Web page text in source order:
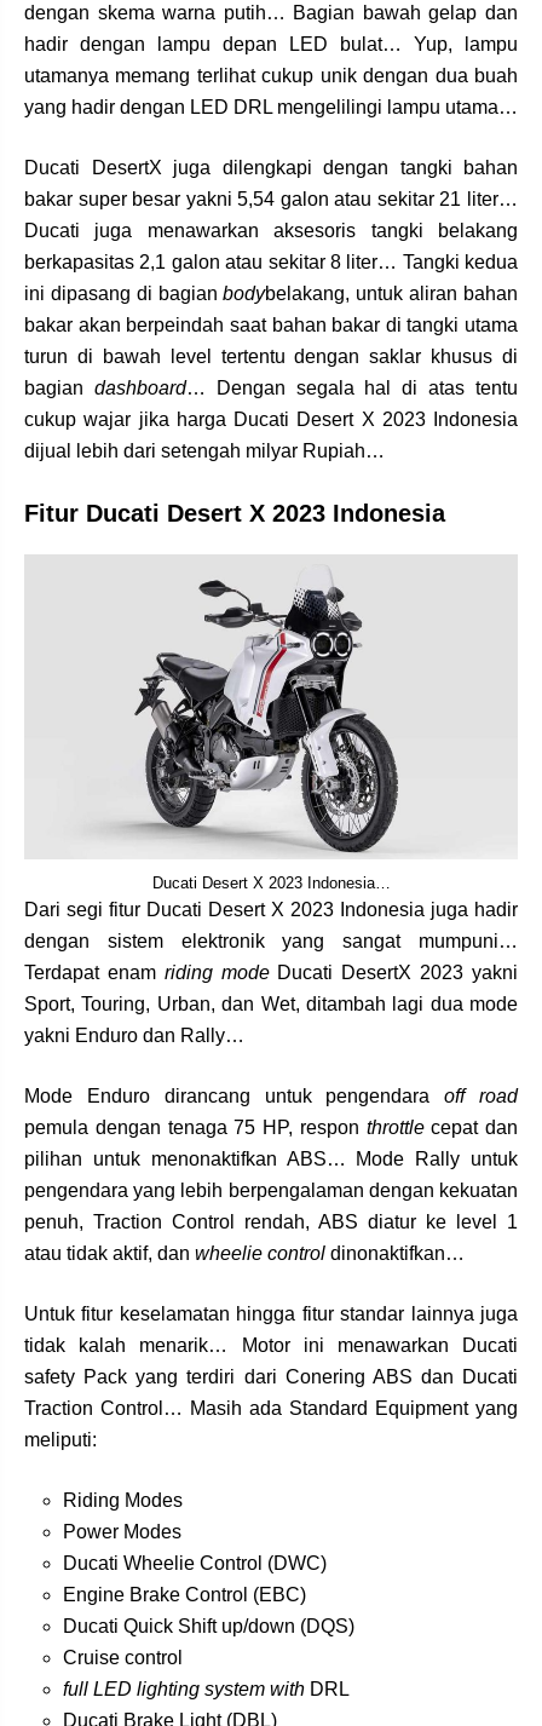
dengan skema warna putih… Bagian bawah gelap dan
hadir dengan lampu depan LED bulat… Yup, lampu
utamanya memang terlihat cukup unik dengan dua buah
yang hadir dengan LED DRL mengelilingi lampu utama…
Ducati DesertX juga dilengkapi dengan tangki bahan
bakar super besar yakni 5,54 galon atau sekitar 21 liter…
Ducati juga menawarkan aksesoris tangki belakang
berkapasitas 2,1 galon atau sekitar 8 liter… Tangki kedua
ini dipasang di bagianbodybelakang, untuk aliran bahan
bakar akan berpeindah saat bahan bakar di tangki utama
turun di bawah level tertentu dengan saklar khusus di
bagian dashboard… Dengan segala hal di atas tentu
cukup wajar jika harga Ducati Desert X 2023 Indonesia
dijual lebih dari setengah milyar Rupiah…
Fitur Ducati Desert X 2023 Indonesia
Ducati Desert X 2023 Indonesia…
Dari segi fitur Ducati Desert X 2023 Indonesia juga hadir
dengan sistem elektronik yang sangat mumpuni…
Terdapat enam riding modeDucati DesertX 2023 yakni
Sport, Touring, Urban, dan Wet, ditambah lagi dua mode
yakni Enduro dan Rally…
Mode Enduro dirancang untuk pengendaraoff road
pemula dengan tenaga 75 HP, respon throttlecepat dan
pilihan untuk menonaktifkan ABS… Mode Rally untuk
pengendara yang lebih berpengalaman dengan kekuatan
penuh, Traction Control rendah, ABS diatur ke level 1
atau tidak aktif, dan wheelie control dinonaktifkan…
Untuk fitur keselamatan hingga fitur standar lainnya juga
tidak kalah menarik… Motor ini menawarkan Ducati
safety Pack yang terdiri dari Conering ABS dan Ducati
Traction Control… Masih ada Standard Equipment yang
meliputi:
Riding Modes
Power Modes
Ducati Wheelie Control (DWC)
Engine Brake Control (EBC)
Ducati Quick Shift up/down (DQS)
Cruise control
full LED lighting system with DRL
Ducati Brake Light (DBL)